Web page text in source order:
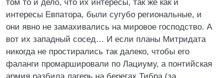
том то и дело, что их интересы, так же как и
интересы Евпатора, были сугубо региональные, и
они явно не замахивались на мировое господство. А
вот их западный сосед… И если планы Митридата
никогда не простирались так далеко, чтобы его
фаланги промаршировали по Лациуму, а понтийская